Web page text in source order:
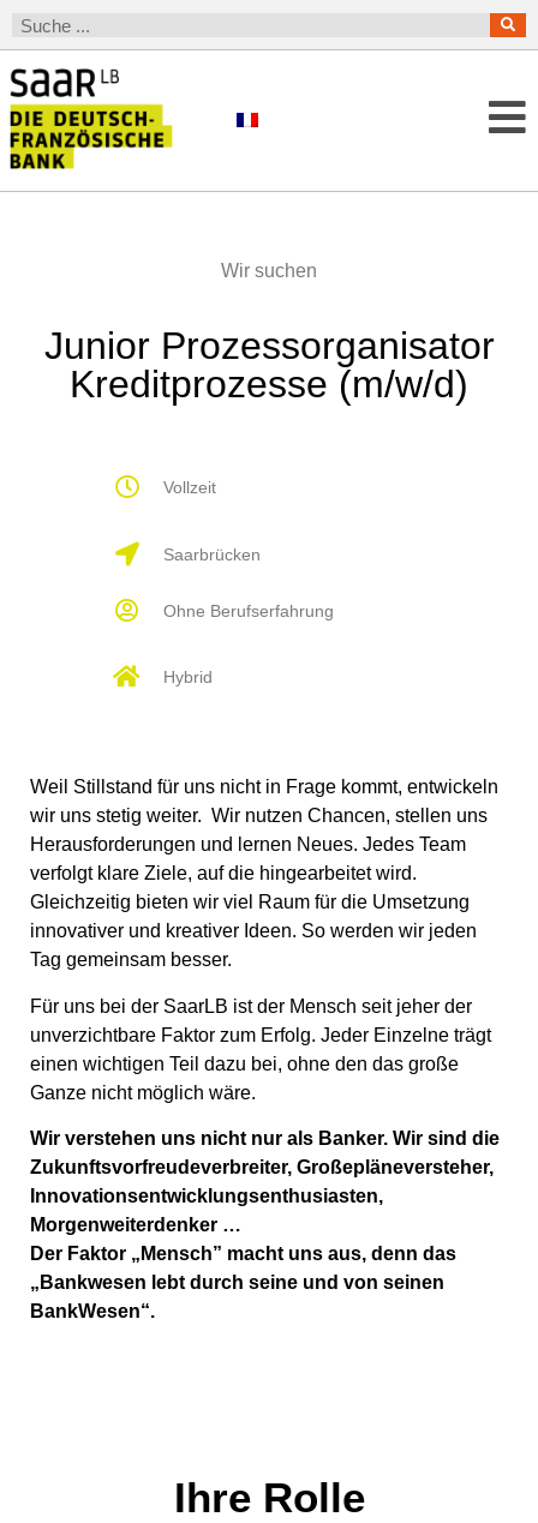
Wir suchen
Junior Prozessorganisator
Kreditprozesse (m/w/d)
Vollzeit
Saarbrücken
Ohne Berufserfahrung
Hybrid
Weil Stillstand für uns nicht in Frage kommt, entwickeln
wir uns stetig weiter. Wir nutzen Chancen, stellen uns
Herausforderungen und lernen Neues. Jedes Team
verfolgt klare Ziele, auf die hingearbeitet wird.
Gleichzeitig bieten wir viel Raum für die Umsetzung
innovativer und kreativer Ideen. So werden wir jeden
Tag gemeinsam besser.
Für uns bei der SaarLB ist der Mensch seit jeher der
unverzichtbare Faktor zum Erfolg. Jeder Einzelne trägt
einen wichtigen Teil dazu bei, ohne den das große
Ganze nicht möglich wäre.
Wir verstehen uns nicht nur als Banker. Wir sind die
Zukunftsvorfreudeverbreiter, Großepläneversteher,
Innovationsentwicklungsenthusiasten,
Morgenweiterdenker …
Der Faktor „Mensch” macht uns aus, denn das
„Bankwesen lebt durch seine und von seinen
BankWesen“.
Ihre Rolle